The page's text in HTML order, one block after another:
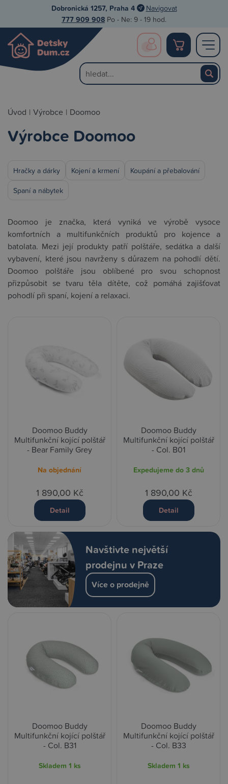
Dobronická 1257, Praha 4 Navigovat
777 909 908 Po - Ne: 9 - 19 hod.
Úvod | Výrobce | Doomoo
Výrobce Doomoo
Hračky a dárky Kojení a krmení Koupání a přebalování
Spaní a nábytek
Doomoo je značka, která vyniká ve výrobě vysoce
komfortních a multifunkčních produktů pro kojence a
batolata. Mezi její produkty patří polštáře, sedátka a další
vybavení, které jsou navrženy s důrazem na pohodlí dětí.
Doomoo polštáře jsou oblíbené pro svou schopnost
přizpůsobit se tvaru těla dítěte, což pomáhá zajišťovat
pohodlí při spaní, kojení a relaxaci.
Navštivte největší
prodejnu v Praze
Více o prodejně
Doomoo Buddy
Multifunkční kojící polštář
- Bear Family Grey
Na objednání
1 890,00 Kč
Detail
Doomoo Buddy
Multifunkční kojící polštář
- Col. B01
Expedujeme do 3 dnů
1 890,00 Kč
Detail
Doomoo Buddy
Multifunkční kojící polštář
- Col. B31
Skladem 1 ks
Doomoo Buddy
Multifunkční kojící polštář
- Col. B33
Skladem 1 ks